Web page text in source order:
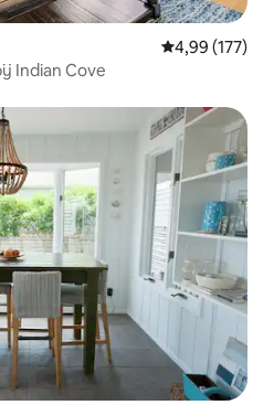
Gemiddelde
4,99 (177)
Indian Cove